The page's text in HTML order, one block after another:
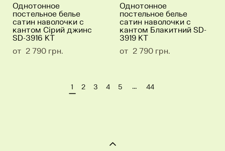
Однотонное
постельное белье
сатин наволочки с
кантом Сірий джинс
SD-3916 KT
от 2 790 грн.
Однотонное
постельное белье
сатин наволочки с
кантом Блакитний SD-
3919 KT
от 2 790 грн.
1 2 3 4 5 ... 44